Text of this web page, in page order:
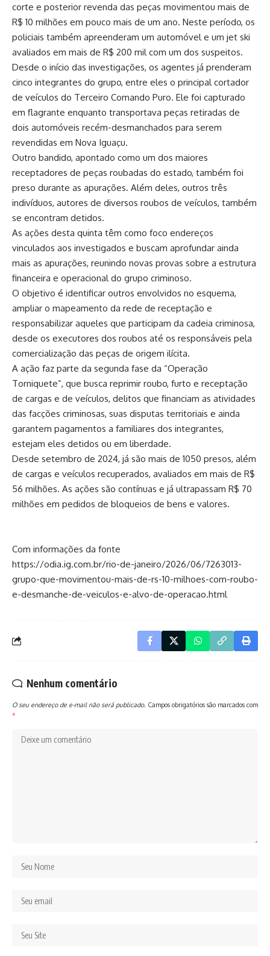
corte e posterior revenda das peças movimentou mais de
R$ 10 milhões em pouco mais de um ano. Neste período, os
policiais também apreenderam um automóvel e um jet ski
avaliados em mais de R$ 200 mil com um dos suspeitos.
Desde o início das investigações, os agentes já prenderam
cinco integrantes do grupo, entre eles o principal cortador
de veículos do Terceiro Comando Puro. Ele foi capturado
em flagrante enquanto transportava peças retiradas de
dois automóveis recém-desmanchados para serem
revendidas em Nova Iguaçu.
Outro bandido, apontado como um dos maiores
receptadores de peças roubadas do estado, também foi
preso durante as apurações. Além deles, outros três
indivíduos, autores de diversos roubos de veículos, também
se encontram detidos.
As ações desta quinta têm como foco endereços
vinculados aos investigados e buscam aprofundar ainda
mais as apurações, reunindo novas provas sobre a estrutura
financeira e operacional do grupo criminoso.
O objetivo é identificar outros envolvidos no esquema,
ampliar o mapeamento da rede de receptação e
responsabilizar aqueles que participam da cadeia criminosa,
desde os executores dos roubos até os responsáveis pela
comercialização das peças de origem ilícita.
A ação faz parte da segunda fase da “Operação
Torniquete”, que busca reprimir roubo, furto e receptação
de cargas e de veículos, delitos que financiam as atividades
das facções criminosas, suas disputas territoriais e ainda
garantem pagamentos a familiares dos integrantes,
estejam eles detidos ou em liberdade.
Desde setembro de 2024, já são mais de 1050 presos, além
de cargas e veículos recuperados, avaliados em mais de R$
56 milhões. As ações são contínuas e já ultrapassam R$ 70
milhões em pedidos de bloqueios de bens e valores.
Com informações da fonte
https://odia.ig.com.br/rio-de-janeiro/2026/06/7263013-
grupo-que-movimentou-mais-de-rs-10-milhoes-com-roubo-
e-desmanche-de-veiculos-e-alvo-de-operacao.html
Nenhum comentário
O seu endereço de e-mail não será publicado. Campos obrigatórios são marcados com
*